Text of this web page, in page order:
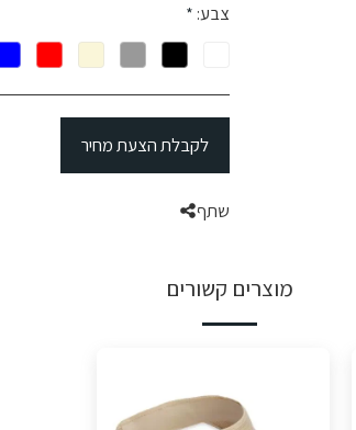
צבע: *
לקבלת הצעת מחיר
שתף
מוצרים קשורים